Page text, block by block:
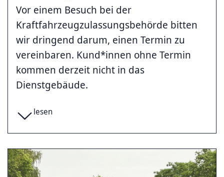
Vor einem Besuch bei der
Kraftfahrzeugzulassungsbehörde bitten
wir dringend darum, einen Termin zu
vereinbaren. Kund*innen ohne Termin
kommen derzeit nicht in das
Dienstgebäude.
lesen